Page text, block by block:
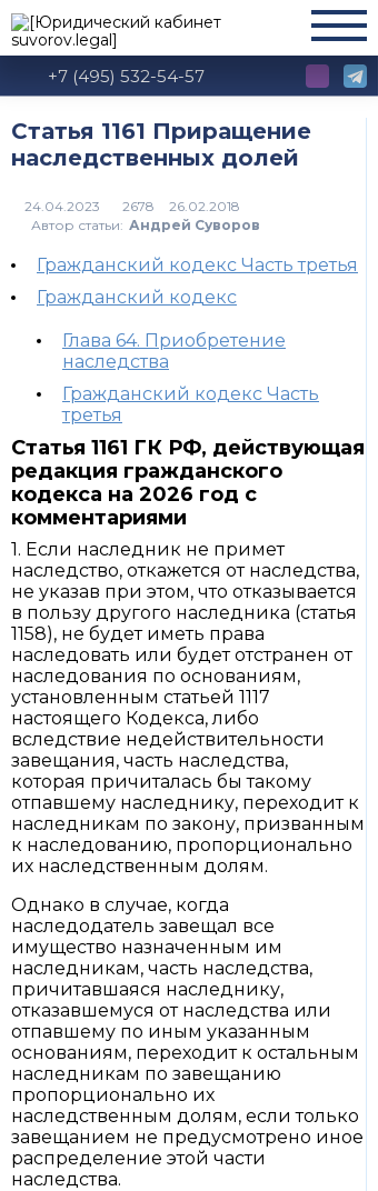
+7 (495) 532-54-57
Статья 1161 Приращение
наследственных долей
2678
Автор статьи: Андрей Суворов
Гражданский кодекс Часть третья
Гражданский кодекс
Глава 64. Приобретение
наследства
Гражданский кодекс Часть
третья
Статья 1161 ГК РФ, действующая
редакция гражданского
кодекса на 2026 год с
комментариями
1. Если наследник не примет
наследство, откажется от наследства,
не указав при этом, что отказывается
в пользу другого наследника (статья
1158), не будет иметь права
наследовать или будет отстранен от
наследования по основаниям,
установленным статьей 1117
настоящего Кодекса, либо
вследствие недействительности
завещания, часть наследства,
которая причиталась бы такому
отпавшему наследнику, переходит к
наследникам по закону, призванным
к наследованию, пропорционально
их наследственным долям.
Однако в случае, когда
наследодатель завещал все
имущество назначенным им
наследникам, часть наследства,
причитавшаяся наследнику,
отказавшемуся от наследства или
отпавшему по иным указанным
основаниям, переходит к остальным
наследникам по завещанию
пропорционально их
наследственным долям, если только
завещанием не предусмотрено иное
распределение этой части
наследства.